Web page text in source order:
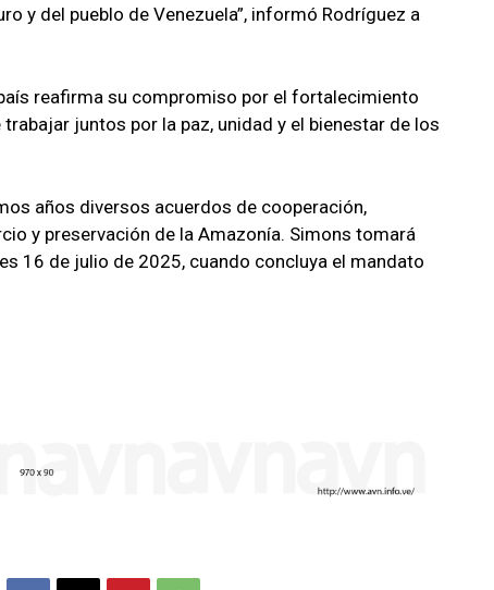
y del pueblo de Venezuela”, informó Rodríguez a
reafirma su compromiso por el fortalecimiento
juntos por la paz, unidad y el bienestar de los
años diversos acuerdos de cooperación,
y preservación de la Amazonía. Simons tomará
16 de julio de 2025, cuando concluya el mandato